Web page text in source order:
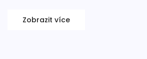
interaktivních metod.
Zobrazit více